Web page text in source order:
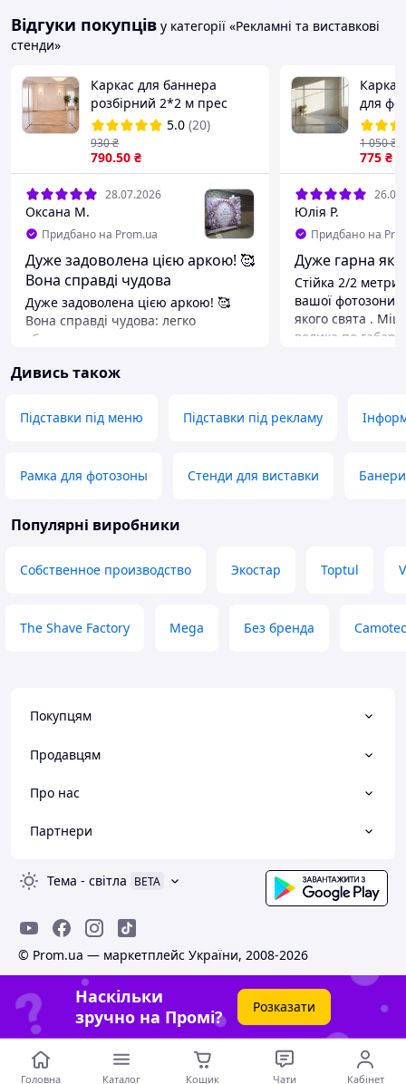
Відгуки покупців у категорії «Рекламні та виставкові
стенди»
Каркас для баннера
розбірний 2*2 м прес
волл press wall штендер
для реклами Каркас для
фотозони П2*2
5.0 (20)
790.50 ₴
930₴
28.07.2026
Оксана М.
Придбано на Prom.ua
Дуже задоволена цією аркою! 🥰
Вона справді чудова
Дуже задоволена цією аркою! 🥰
Вона справді чудова: легко
збирається, так само легко
Однозначно рекомендую! Беріть —
Переваги
Немає
для
775 ₴
1 050₴
Юлія Р.
Придбано на
Дуже гарна
Стійка 2/2 метри
вашої
якого свята .
велика по
Дивись також
Підставки під меню Підставки під рекламу
Рамка для фотозоны Стенди для виставки
Популярні виробники
Собственное производство Экостар Toptul
The Shave Factory Mega Без бренда Camotec
Покупцям
Продавцям
Про нас
Партнери
Тема - світла BETA
© Prom.ua — маркетплейс України, 2008-2026
Наскільки
зручно на Промі?
Розказати
Головна Каталог Кошик Чати Кабінет